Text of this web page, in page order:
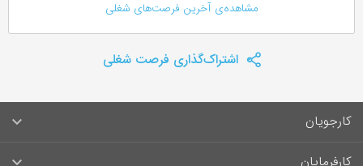
مشاهده‌ی آخرین فرصت‌های شغلی
اشتراک‌گذاری فرصت شغلی
کارجویان
سوالات متداول کارجویان
کارفرمایان